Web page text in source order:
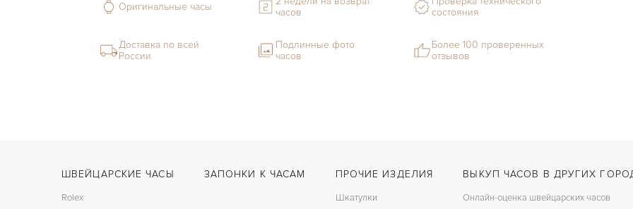
Оригинальные часы
часов
состояния
Доставка по всей
России
Подлинные фото
часов
Более 100 проверенных
отзывов
ШВЕЙЦАРСКИЕ ЧАСЫ
Rolex
ЗАПОНКИ К ЧАСАМ ПРОЧИЕ ИЗДЕЛИЯ
Шкатулки
ВЫКУП ЧАСОВ В ДРУГИХ
Онлайн-оценка швейцарских часов